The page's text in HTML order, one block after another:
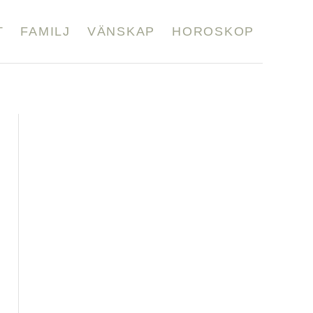
FAMILJ VÄNSKAP HOROSKOP